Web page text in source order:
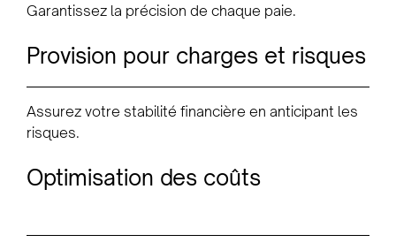
Garantissez la précision de chaque paie.
Provision pour charges et risques
Assurez votre stabilité financière en anticipant les
risques.
Optimisation des coûts